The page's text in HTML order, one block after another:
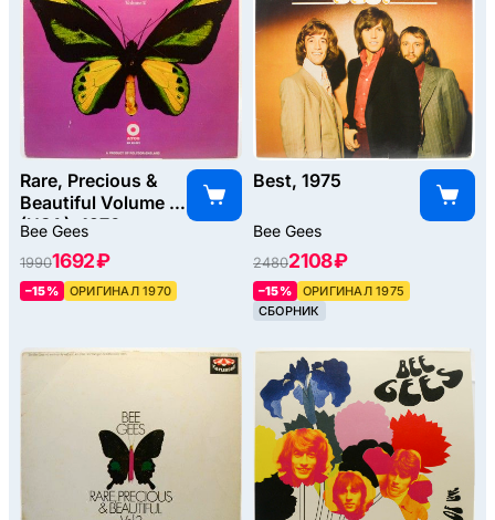
Rare, Precious &
Beautiful Volume 2
(USA), 1970
Bee Gees
19901692 ₽
–15% ОРИГИНАЛ 1970
Best, 1975
Bee Gees
24802108 ₽
–15%
ОРИГИНАЛ 1975
СБОРНИК